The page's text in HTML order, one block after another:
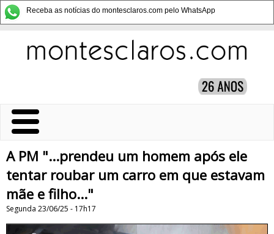
Receba as notícias do montesclaros.com pelo WhatsApp
A PM "...prendeu um homem após ele
tentar roubar um carro em que estavam
mãe e filho..."
Segunda 23/06/25 - 17h17